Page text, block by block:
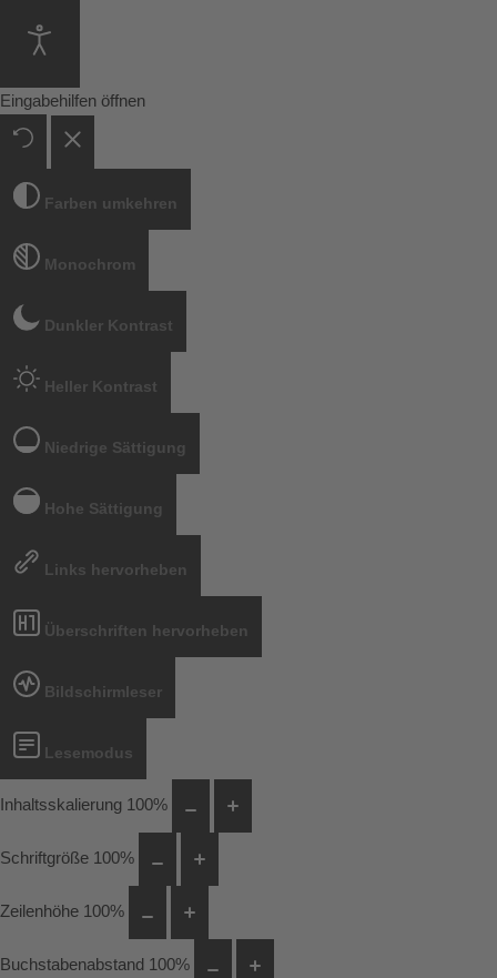
Eingabehilfen öffnen
Farben umkehren
Monochrom
Dunkler Kontrast
Heller Kontrast
Niedrige Sättigung
Hohe Sättigung
Links hervorheben
Überschriften hervorheben
Bildschirmleser
Lesemodus
Inhaltsskalierung 100%
Schriftgröße 100%
Zeilenhöhe 100%
Buchstabenabstand 100%